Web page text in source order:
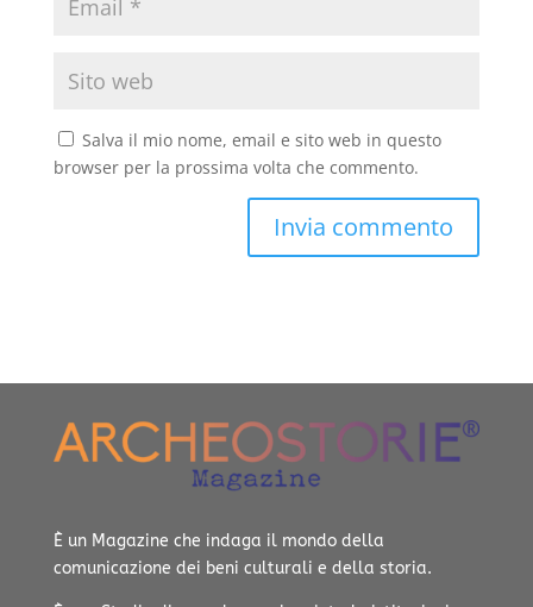
Salva il mio nome, email e sito web in questo
browser per la prossima volta che commento.
È un Magazine che indaga il mondo della
comunicazione dei beni culturali e della storia.